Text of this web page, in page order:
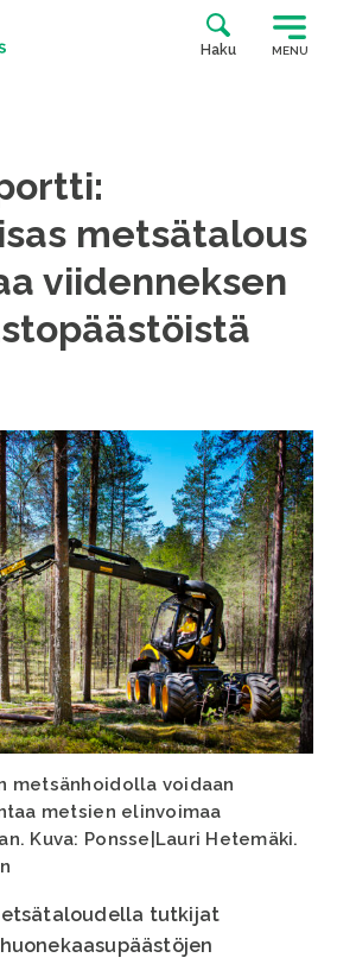
Haku MENU
metsätalous
viidenneksen
metsänhoidolla voidaan
metsien elinvoimaa
Kuva: Ponsse|Lauri Hetemäki.
tutkijat